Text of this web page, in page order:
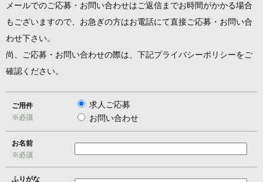
メールでのご応募・お問い合わせはご返信までお時間がかかる場合
もございますので、お急ぎの方はお電話にて直接ご応募・お問い合
わせ下さい。
尚、ご応募・お問い合わせの際は、下記プライバシーポリシーをご
確認ください。
ご用件
※必須
求人ご応募
お問い合わせ
お名前
※必須
ふりがな